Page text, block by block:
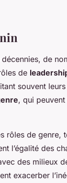
de
de
souvent
, qui
rôles de genre,
l’égalité des
des milieux
exacerber